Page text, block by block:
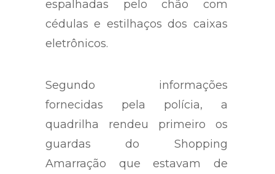
cápsulas foram encontradas
espalhadas pelo chão com
cédulas e estilhaços dos caixas
Segundo informações
fornecidas pela polícia, a
quadrilha rendeu primeiro os
guardas do Shopping